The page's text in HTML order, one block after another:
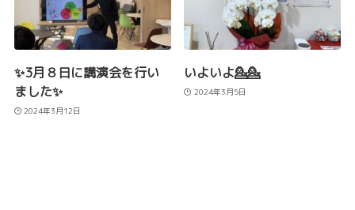
✨3月８日に講演会を行い
ました✨
2024年3月12日
いよいよ💁💁
2024年3月5日